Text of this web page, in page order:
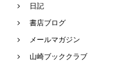
日記
書店ブログ
メールマガジン
山崎ブッククラブ